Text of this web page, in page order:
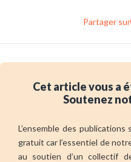
Partager sur
Cet article vous a
Soutenez
L’ensemble des
gratuit car l’essentiel de
au soutien d’un collectif